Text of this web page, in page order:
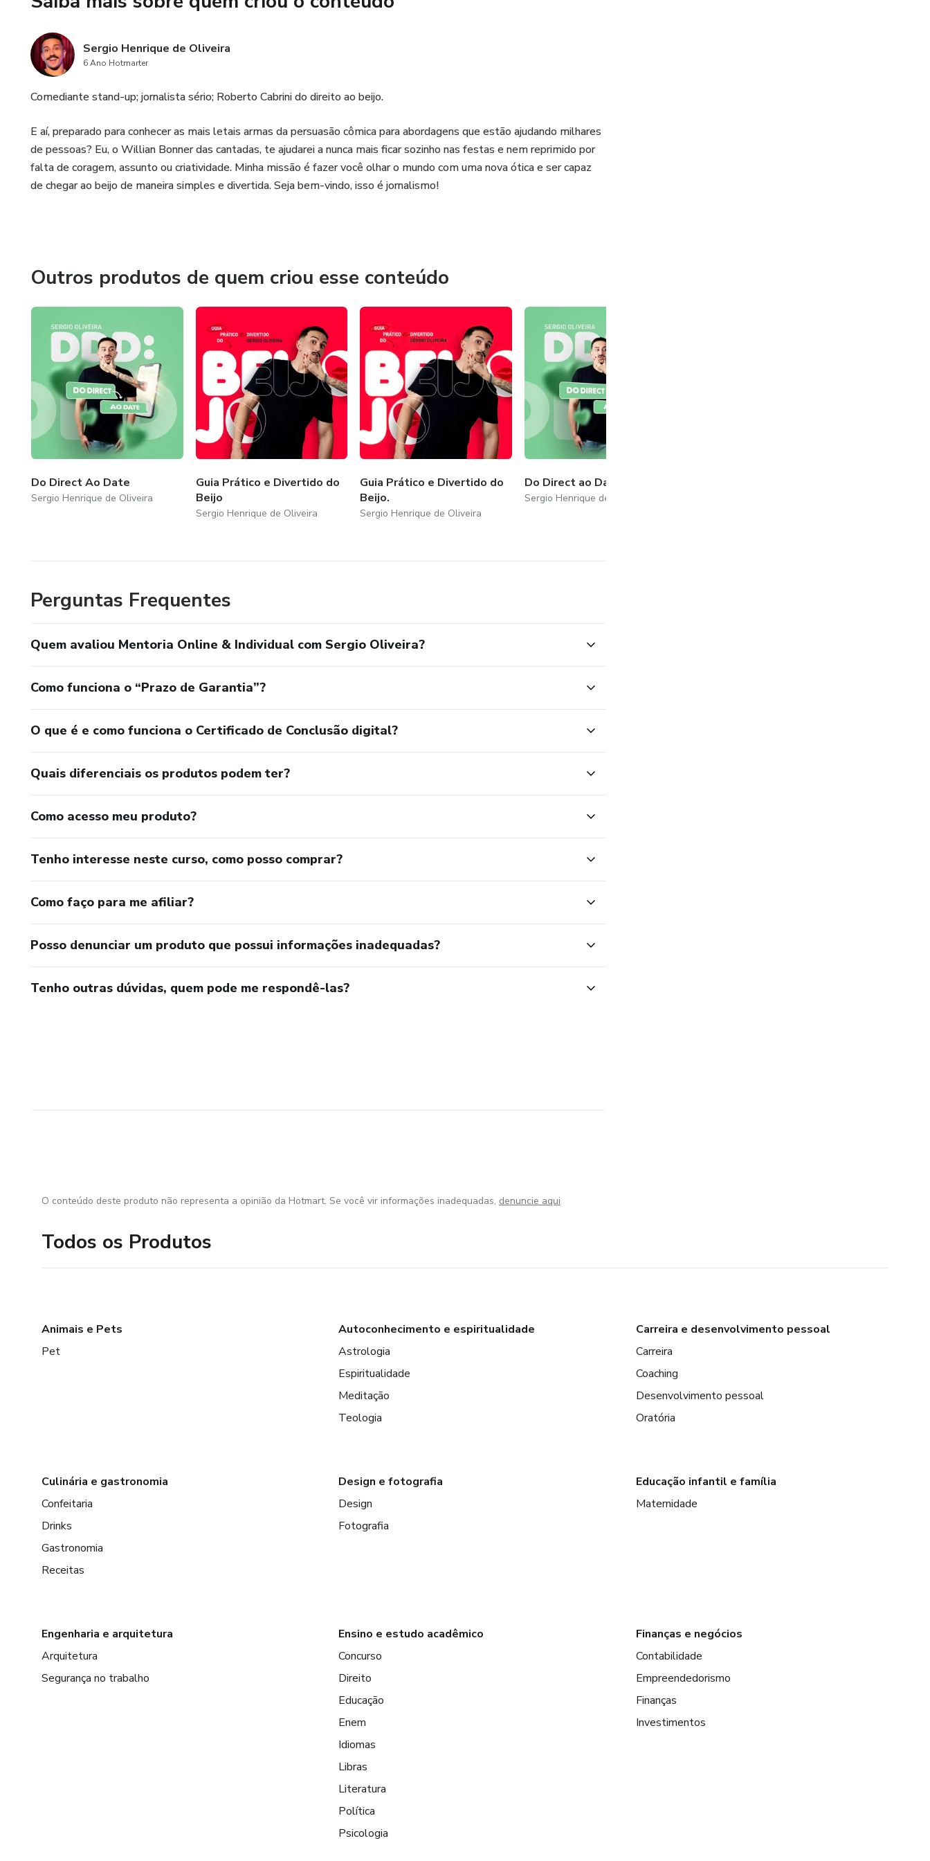
Sergio Henrique de Oliveira
6 Ano Hotmarter
Comediante stand-up; jornalista sério; Roberto Cabrini do direito ao beijo.
E aí, preparado para conhecer as mais letais armas da persuasão cômica para abordagens que estão ajudando milhares
de pessoas? Eu, o Willian Bonner das cantadas, te ajudarei a nunca mais ficar sozinho nas festas e nem reprimido por
falta de coragem, assunto ou criatividade. Minha missão é fazer você olhar o mundo com uma nova ótica e ser capaz
de chegar ao beijo de maneira simples e divertida. Seja bem-vindo, isso é jornalismo!
Outros produtos de quem criou esse conteúdo
Do Direct Ao Date
Sergio Henrique de Oliveira
Guia Prático e Divertido do
Beijo
Sergio Henrique de Oliveira
Guia Prático e Divertido do
Beijo.
Sergio Henrique de Oliveira
Do Direct ao Date (DDD)
Sergio Henrique de Oliveira
Perguntas Frequentes
Quem avaliou Mentoria Online & Individual com Sergio Oliveira?
Como funciona o “Prazo de Garantia”?
O que é e como funciona o Certificado de Conclusão digital?
Quais diferenciais os produtos podem ter?
Como acesso meu produto?
Tenho interesse neste curso, como posso comprar?
Como faço para me afiliar?
Posso denunciar um produto que possui informações inadequadas?
Tenho outras dúvidas, quem pode me respondê-las?
O conteúdo deste produto não representa a opinião da Hotmart. Se você vir informações inadequadas, denuncie aqui
Todos os Produtos
Animais e Pets
Pet
Autoconhecimento e espiritualidade
Astrologia
Espiritualidade
Meditação
Teologia
Carreira e desenvolvimento pessoal
Carreira
Coaching
Desenvolvimento pessoal
Oratória
Culinária e gastronomia
Confeitaria
Drinks
Gastronomia
Receitas
Design e fotografia
Design
Fotografia
Educação infantil e família
Maternidade
Engenharia e arquitetura
Arquitetura
Segurança no trabalho
Ensino e estudo acadêmico
Concurso
Direito
Educação
Enem
Idiomas
Libras
Literatura
Política
Psicologia
Finanças e negócios
Contabilidade
Empreendedorismo
Finanças
Investimentos